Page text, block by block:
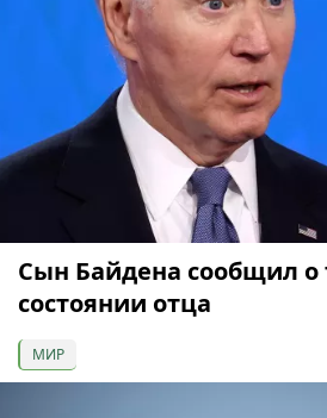
Сын Байдена сообщил
состоянии отца
МИР